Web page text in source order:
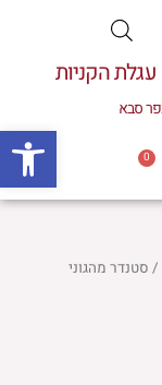
עגלת הקניות
0
עגלת
/ סטנדר מהגוני